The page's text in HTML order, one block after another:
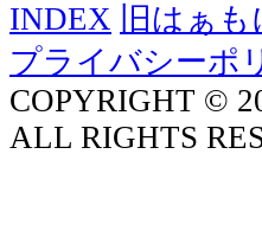
INDEX
旧はぁも
プライバシーポ
COPYRIGHT ©
ALL RIGHTS